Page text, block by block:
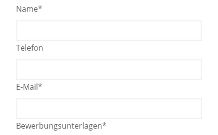
Name*
Telefon
E-Mail*
Bewerbungsunterlagen*